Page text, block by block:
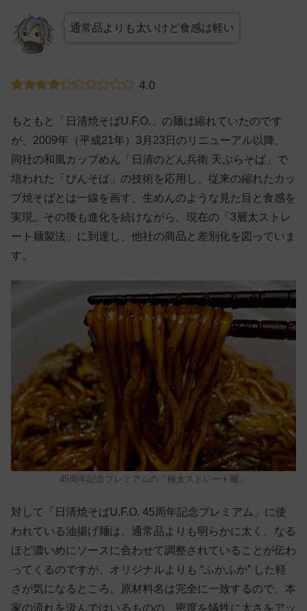
通常品よりも太いけど食感は軽い
4.0
もともと「日清焼そばU.F.O.」の麺は縮れていたのです
が、2009年（平成21年）3月23日のリニューアル以降、
同社の和風カップめん「日清のどん兵衛 天ぷらそば」で
培われた「ぴんそば」の技術を応用し、従来の縮れたカッ
プ焼そばとは一線を画す、生めんのような見た目と食感を
実現。その後も進化を続けながら、現在の「3層太ストレ
ート麺製法」に到達し、他社の商品と差別化を図っていま
す。
45周年記念プレミアムの「極太ストレート麺」
対して「日清焼そばU.F.O. 45周年記念プレミアム」に使
われている油揚げ麺は、通常品よりも明らかに太く、なる
ほど濃いめにソースに合わせて調整されていることが伝わ
ってくるのですが、オリジナルよりも “ふかふか” した軽
さが気になるところ。原材料名は完全に一致するので、本
家の流れを汲んではいるものの、密度を犠牲に太さをアッ